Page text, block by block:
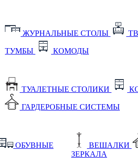
ЖУРНАЛЬНЫЕ СТОЛЫ ТВ
ТУМБЫ КОМОДЫ
ТУАЛЕТНЫЕ СТОЛИКИ
ГАРДЕРОБНЫЕ СИСТЕМЫ
ОБУВНЫЕ
ВЕШАЛКИ
ЗЕРКАЛА